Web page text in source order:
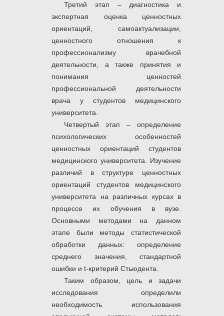
Третий этап – диагностика и
экспертная оценка ценностных
ориентаций, самоактуализации,
ценностного отношения к
профессионализму врачебной
деятельности, а также принятия и
понимания ценностей
профессиональной деятельности
врача у студентов медицинского
университета.
Четвертый этап – определение
психологических особенностей
ценностных ориентаций студентов
медицинского университета. Изучение
различий в структуре ценностных
ориентаций студентов медицинского
университета на различных курсах в
процессе их обучения в вузе.
Основными методами на данном
этапе были методы статистической
обработки данных: определение
среднего значения, стандартной
ошибки и t-критерий Стьюдента.
Таким образом, цель и задачи
исследования определили
необходимость использования